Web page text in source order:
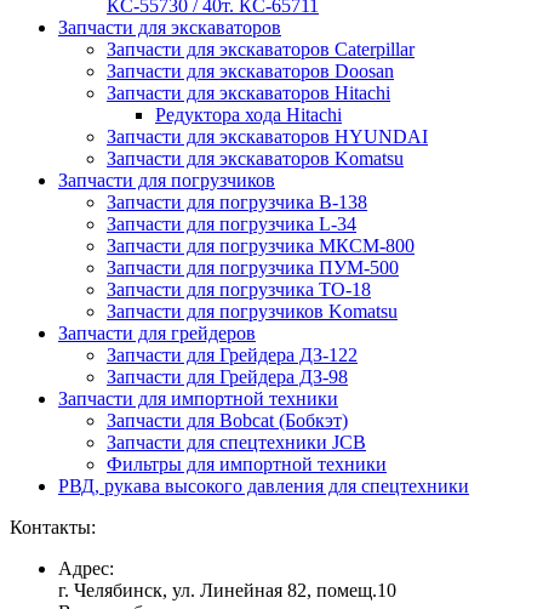
КС-55730 / 40т. КС-65711
Запчасти для экскаваторов
Запчасти для экскаваторов Caterpillar
Запчасти для экскаваторов Doosan
Запчасти для экскаваторов Hitachi
Редуктора хода Hitachi
Запчасти для экскаваторов HYUNDAI
Запчасти для экскаваторов Komatsu
Запчасти для погрузчиков
Запчасти для погрузчика B-138
Запчасти для погрузчика L-34
Запчасти для погрузчика МКСМ-800
Запчасти для погрузчика ПУМ-500
Запчасти для погрузчика ТО-18
Запчасти для погрузчиков Komatsu
Запчасти для грейдеров
Запчасти для Грейдера ДЗ-122
Запчасти для Грейдера ДЗ-98
Запчасти для импортной техники
Запчасти для Bobcat (Бобкэт)
Запчасти для спецтехники JCB
Фильтры для импортной техники
РВД, рукава высокого давления для спецтехники
Контакты:
Адрес:
г. Челябинск, ул. Линейная 82, помещ.10